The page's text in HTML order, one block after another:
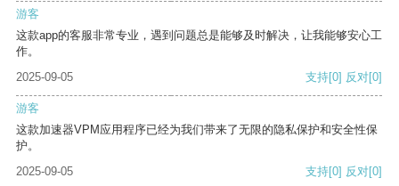
游客
这款app的客服非常专业，遇到问题总是能够及时解决，让我能够安心工
作。
2025-09-05
支持[0] 反对[0]
游客
这款加速器VPM应用程序已经为我们带来了无限的隐私保护和安全性保
护。
2025-09-05
支持[0] 反对[0]